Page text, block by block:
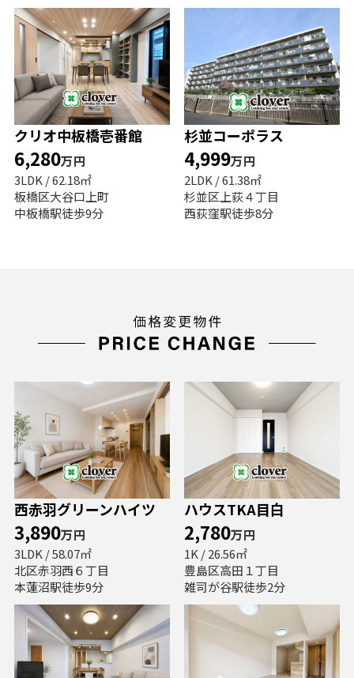
クリオ中板橋壱番館
6,280万円
3LDK / 62.18㎡
板橋区大谷口上町
中板橋駅徒歩9分
杉並コーポラス
4,999万円
2LDK / 61.38㎡
杉並区上荻４丁目
西荻窪駅徒歩8分
西赤羽グリーンハイツ
3,890万円
3LDK / 58.07㎡
北区赤羽西６丁目
本蓮沼駅徒歩9分
ハウスTKA目白
2,780万円
1K / 26.56㎡
豊島区高田１丁目
雑司が谷駅徒歩2分